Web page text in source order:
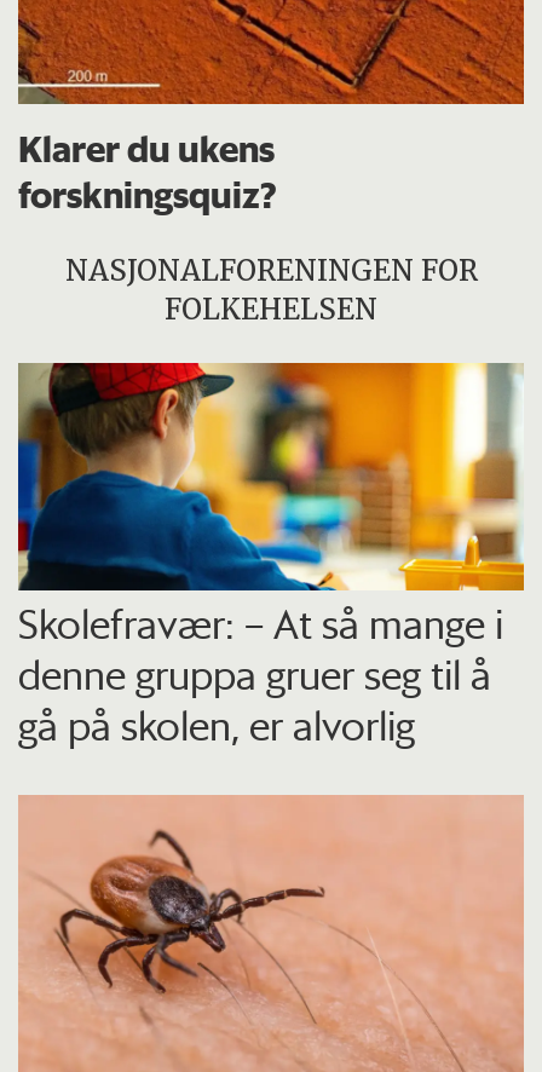
Klarer du ukens
forskningsquiz?
NASJONALFORENINGEN FOR
FOLKEHELSEN
Skolefravær: – At så mange i
denne gruppa gruer seg til å
gå på skolen, er alvorlig